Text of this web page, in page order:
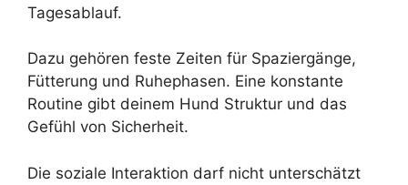
Tagesablauf.
Dazu gehören feste Zeiten für Spaziergänge,
Fütterung und Ruhephasen. Eine konstante
Routine gibt deinem Hund Struktur und das
Gefühl von Sicherheit.
Die soziale Interaktion darf nicht unterschätzt